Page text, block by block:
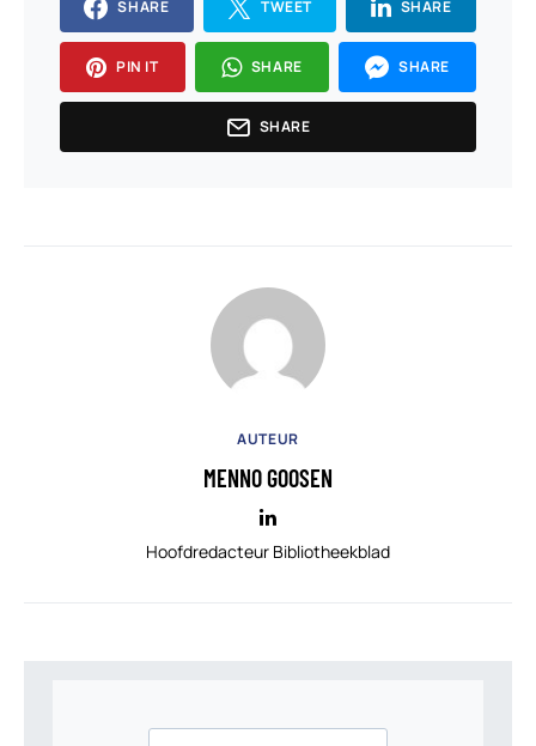
SHARE TWEET SHARE
PIN IT SHARE SHARE
SHARE
AUTEUR
MENNO GOOSEN
Hoofdredacteur Bibliotheekblad